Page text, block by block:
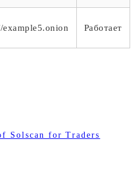
example5.onion Работает
Solscan for Traders